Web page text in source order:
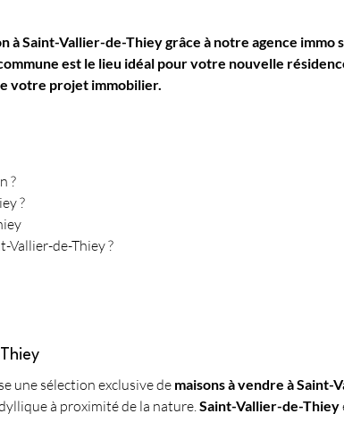
Saint-Vallier-de-Thiey grâce à notre agence immo
est le lieu idéal pour votre nouvelle
votre projet immobilier.
?
?
Vallier-de-Thiey ?
une sélection exclusive de maisons à vendre à Saint-
à proximité de la nature. Saint-Vallier-de-Thiey